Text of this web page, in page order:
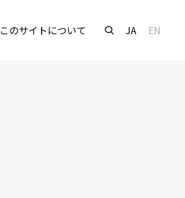
このサイトについて JA EN